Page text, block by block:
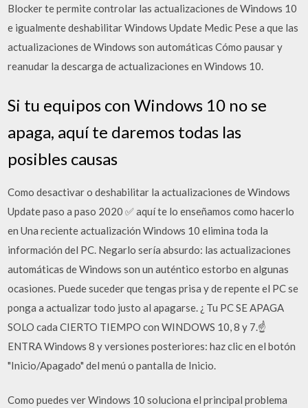
Blocker te permite controlar las actualizaciones de Windows 10
e igualmente deshabilitar Windows Update Medic Pese a que las
actualizaciones de Windows son automáticas Cómo pausar y
reanudar la descarga de actualizaciones en Windows 10.
Si tu equipos con Windows 10 no se
apaga, aquí te daremos todas las
posibles causas
Como desactivar o deshabilitar la actualizaciones de Windows
Update paso a paso 2020 ✅ aquí te lo enseñamos como hacerlo
en Una reciente actualización Windows 10 elimina toda la
información del PC. Negarlo sería absurdo: las actualizaciones
automáticas de Windows son un auténtico estorbo en algunas
ocasiones. Puede suceder que tengas prisa y de repente el PC se
ponga a actualizar todo justo al apagarse. ¿ Tu PC SE APAGA
SOLO cada CIERTO TIEMPO con WINDOWS 10, 8 y 7.☝
ENTRA Windows 8 y versiones posteriores: haz clic en el botón
"Inicio/Apagado" del menú o pantalla de Inicio.
Como puedes ver Windows 10 soluciona el principal problema